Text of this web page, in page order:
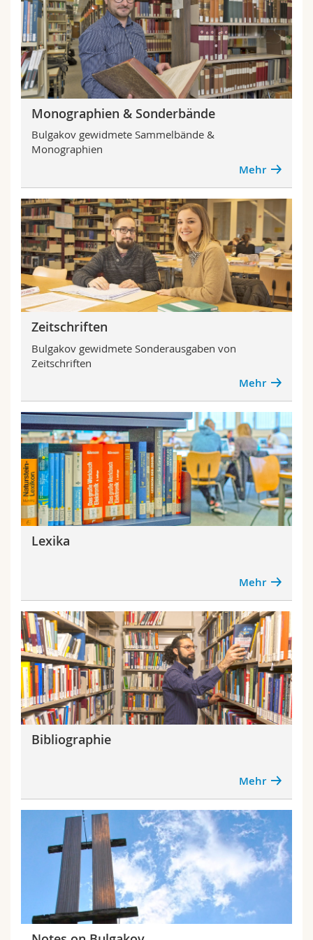
Math.-Nat. und Med. Fak.
Interfakultär
Mitarbeitende
Doktorierende
Webmail
Vorlesungsverzeichnis
MyUnifr
Monographien & Sonderbände
Bulgakov gewidmete Sammelbände &
Monographien
Mehr
Zeitschriften
Bulgakov gewidmete Sonderausgaben von
Zeitschriften
Mehr
Lexika
Mehr
Bibliographie
Mehr